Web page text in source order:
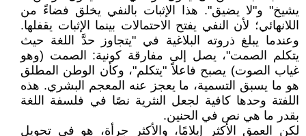
يشيخ" و"لا يضيق". هذا الإثبات بالنفي يخلق فضاءً من
اللانهائي؛ لأن النفي يفتح الاحتمالات بينما الإثبات يقفلها.
وعندما يبلغ ذروته البلاغية في "يتجاوز حدَّ اللغة حيث
يتكلم الصمت"، يصل إلى مفارقة كونية: الصمت (وهو
غياب الصوت) يصبح فاعلاً "يتكلم"، وكأن الوطن المطلق
هو ما يسبق التسمية، ما يعجز عنه المعجم البشري. هذه
اللفتة وحدها كافية لجعل النثرية نصًا في فلسفة اللغة
بقدر ما هي نص في الحنين.
لكن العمق الأكثر إيلامًا، والأكثر جرأة، هو في تحويل